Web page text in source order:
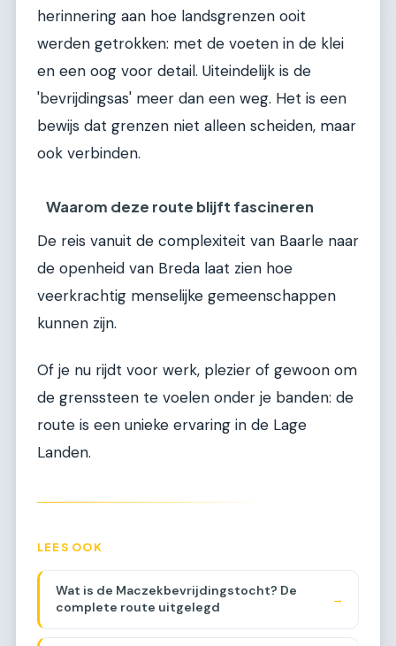
herinnering aan hoe landsgrenzen ooit
werden getrokken: met de voeten in de klei
en een oog voor detail. Uiteindelijk is de
'bevrijdingsas' meer dan een weg. Het is een
bewijs dat grenzen niet alleen scheiden, maar
ook verbinden.
Waarom deze route blijft fascineren
De reis vanuit de complexiteit van Baarle naar
de openheid van Breda laat zien hoe
veerkrachtig menselijke gemeenschappen
kunnen zijn.
Of je nu rijdt voor werk, plezier of gewoon om
de grenssteen te voelen onder je banden: de
route is een unieke ervaring in de Lage
Landen.
LEES OOK
Wat is de Maczekbevrijdingstocht? De
complete route uitgelegd
→